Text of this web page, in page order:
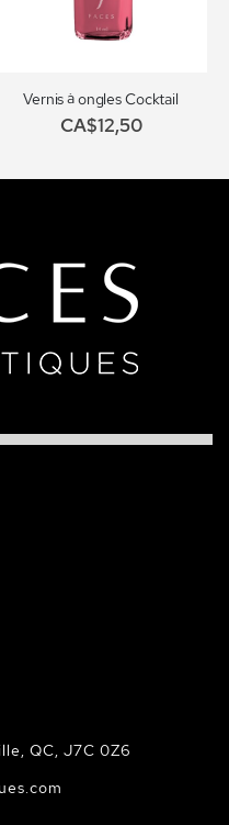
Vernis à ongles Cocktail
CA$12,50
QC, J7C 0Z6